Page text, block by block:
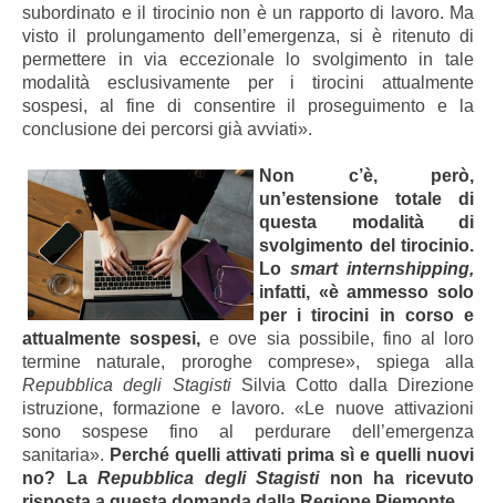
subordinato e il tirocinio non è un rapporto di lavoro. Ma
visto il prolungamento dell’emergenza, si è ritenuto di
permettere in via eccezionale lo svolgimento in tale
modalità esclusivamente per i tirocini attualmente
sospesi, al fine di consentire il proseguimento e la
conclusione dei percorsi già avviati».
Non c’è, però,
un’estensione totale di
questa modalità di
svolgimento del tirocinio.
Lo smart internshipping,
infatti, «è ammesso solo
per i tirocini in corso e
attualmente sospesi, e ove sia possibile, fino al loro
termine naturale, proroghe comprese», spiega alla
Repubblica degli Stagisti Silvia Cotto dalla Direzione
istruzione, formazione e lavoro. «Le nuove attivazioni
sono sospese fino al perdurare dell’emergenza
sanitaria». Perché quelli attivati prima sì e quelli nuovi
no? LaRepubblica degli Stagistinon ha ricevuto